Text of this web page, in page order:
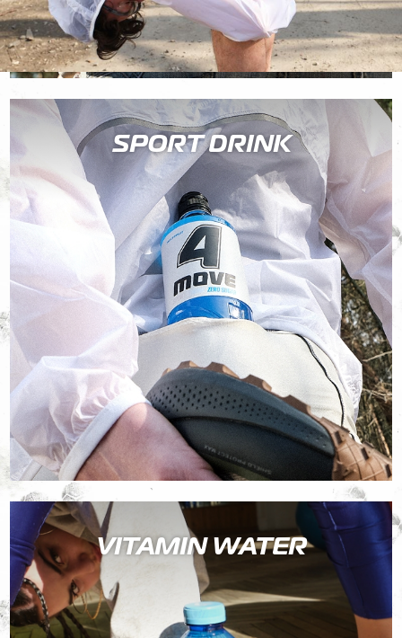
SPORT DRINK
VITAMIN WATER